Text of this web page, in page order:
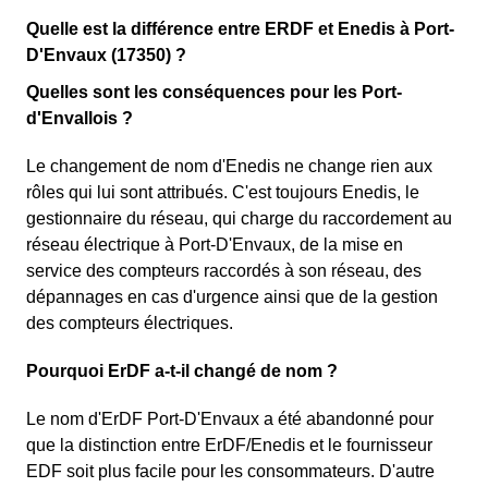
Quelle est la différence entre ERDF et Enedis à Port-
D'Envaux (17350) ?
Quelles sont les conséquences pour les Port-
d'Envallois ?
Le changement de nom d'Enedis ne change rien aux
rôles qui lui sont attribués. C'est toujours Enedis, le
gestionnaire du réseau, qui charge du raccordement au
réseau électrique à Port-D'Envaux, de la mise en
service des compteurs raccordés à son réseau, des
dépannages en cas d'urgence ainsi que de la gestion
des compteurs électriques.
Pourquoi ErDF a-t-il changé de nom ?
Le nom d'ErDF Port-D'Envaux a été abandonné pour
que la distinction entre ErDF/Enedis et le fournisseur
EDF soit plus facile pour les consommateurs. D'autre